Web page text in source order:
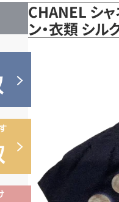
CHANEL シャ
ン・衣類 シル